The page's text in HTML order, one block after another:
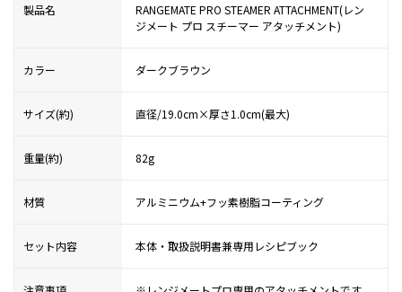
製品名
RANGEMATE PRO STEAMER ATTACHMENT(レン
ジメート プロ スチーマー アタッチメント)
カラー ダークブラウン
サイズ(約) 直径/19.0cm×厚さ1.0cm(最大)
重量(約) 82g
材質 アルミニウム+フッ素樹脂コーティング
セット内容 本体・取扱説明書兼専用レシピブック